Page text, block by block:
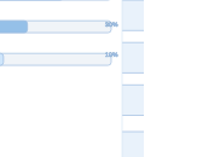
30%
10%